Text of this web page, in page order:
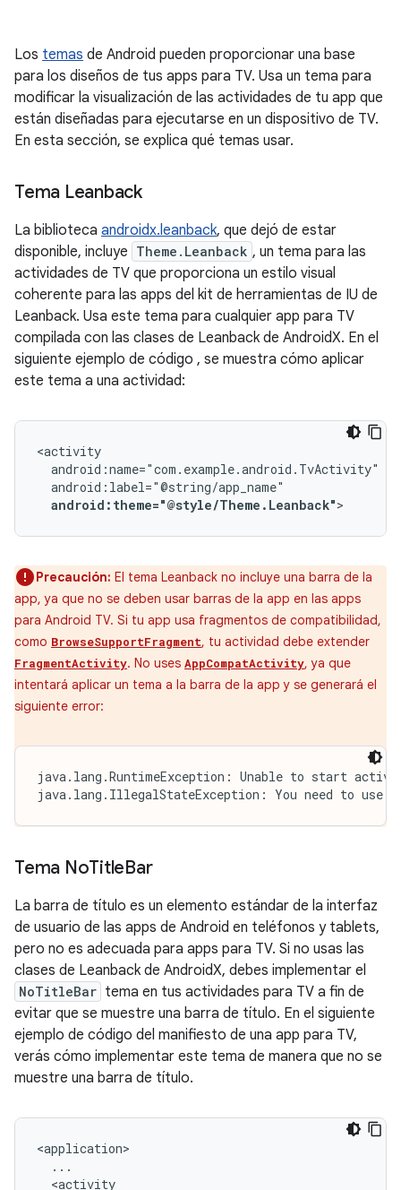
Los temas de Android pueden proporcionar una base
para los diseños de tus apps para TV. Usa un tema para
modificar la visualización de las actividades de tu app que
están diseñadas para ejecutarse en un dispositivo de TV.
En esta sección, se explica qué temas usar.
Tema Leanback
La biblioteca androidx.leanback, que dejó de estar
disponible, incluye Theme.Leanback , un tema para las
actividades de TV que proporciona un estilo visual
coherente para las apps del kit de herramientas de IU de
Leanback. Usa este tema para cualquier app para TV
compilada con las clases de Leanback de AndroidX. En el
siguiente ejemplo de código , se muestra cómo aplicar
este tema a una actividad:
android:theme="@style/Theme.Leanback">
Precaución: El tema Leanback no incluye una barra de la
app, ya que no se deben usar barras de la app en las apps
para Android TV. Si tu app usa fragmentos de compatibilidad,
como BrowseSupportFragment, tu actividad debe extender
FragmentActivity. No uses AppCompatActivity, ya que
intentará aplicar un tema a la barra de la app y se generará el
siguiente error:
java.lang.RuntimeException: Unable to start
java.lang.IllegalStateException: You need to use
Tema NoTitleBar
La barra de título es un elemento estándar de la interfaz
de usuario de las apps de Android en teléfonos y tablets,
pero no es adecuada para apps para TV. Si no usas las
clases de Leanback de AndroidX, debes implementar el
NoTitleBar tema en tus actividades para TV a fin de
evitar que se muestre una barra de título. En el siguiente
ejemplo de código del manifiesto de una app para TV,
verás cómo implementar este tema de manera que no se
muestre una barra de título.